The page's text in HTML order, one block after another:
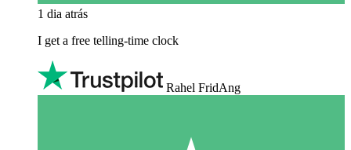
1 dia atrás
I get a free telling-time clock
Rahel FridAng